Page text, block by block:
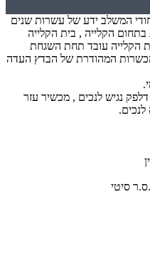
המשלב ידע של עשרות שנים
בתחום הקלייה , בית הקלייה
הקלייה עובד תחת השגחת
המהודרת של הבדץ העדה
נגיש לנכים , מכשיר עזר
סיטי